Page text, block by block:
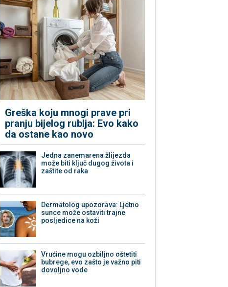
Greška koju mnogi prave pri
pranju bijelog rublja: Evo kako
da ostane kao novo
Jedna zanemarena žlijezda
može biti ključ dugog života i
zaštite od raka
Dermatolog upozorava: Ljetno
sunce može ostaviti trajne
posljedice na koži
Vrućine mogu ozbiljno oštetiti
bubrege, evo zašto je važno piti
dovoljno vode